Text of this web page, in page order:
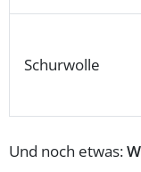
Schurwolle
Und noch etwas: